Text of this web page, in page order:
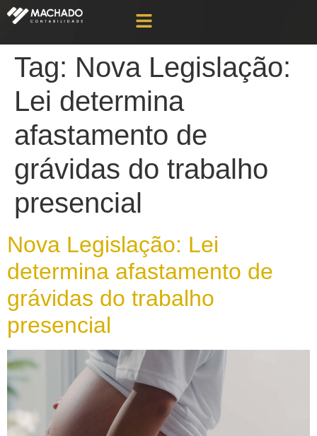
Tag: Nova Legislação:
Lei determina
afastamento de
grávidas do trabalho
presencial
Nova Legislação: Lei
determina afastamento de
grávidas do trabalho
presencial